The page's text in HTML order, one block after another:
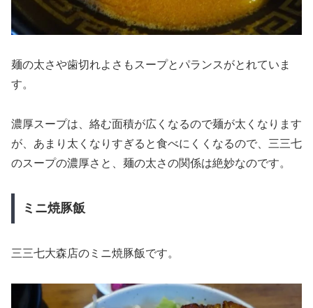
麺の太さや歯切れよさもスープとパランスがとれていま
す。
濃厚スープは、絡む面積が広くなるので麺が太くなります
が、あまり太くなりすぎると食べにくくなるので、三三七
のスープの濃厚さと、麺の太さの関係は絶妙なのです。
ミニ焼豚飯
三三七大森店のミニ焼豚飯です。